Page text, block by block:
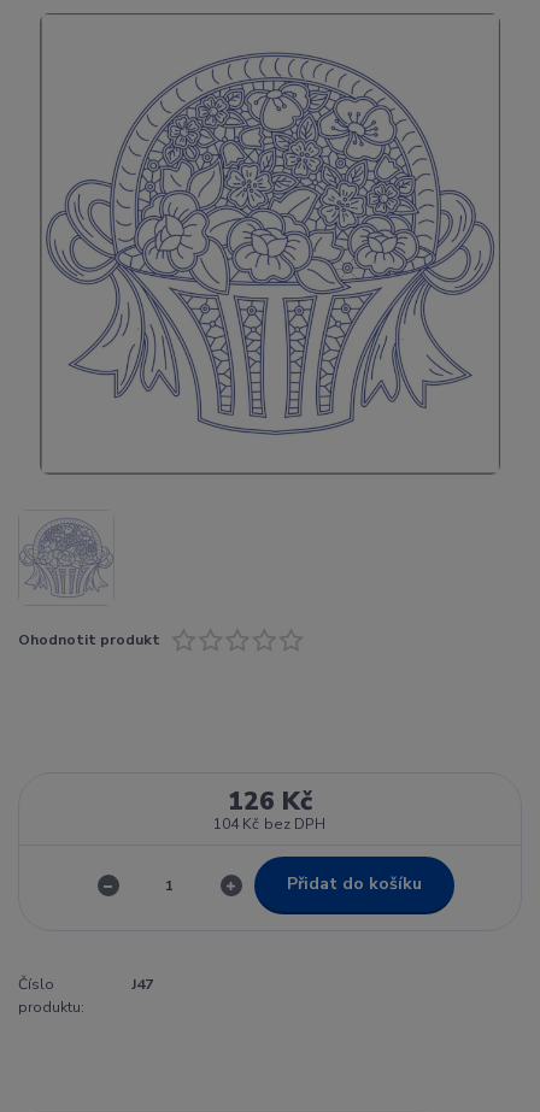
Ohodnotit produkt
126 Kč
104 Kč bez DPH
Přidat do košíku
Číslo
produktu:
J47